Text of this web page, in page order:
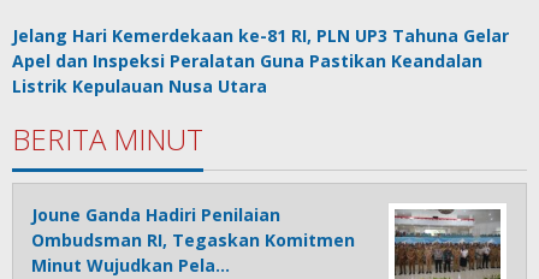
Jelang Hari Kemerdekaan ke-81 RI, PLN UP3 Tahuna Gelar
Apel dan Inspeksi Peralatan Guna Pastikan Keandalan
Listrik Kepulauan Nusa Utara
BERITA MINUT
Joune Ganda Hadiri Penilaian
Ombudsman RI, Tegaskan Komitmen
Minut Wujudkan Pela…